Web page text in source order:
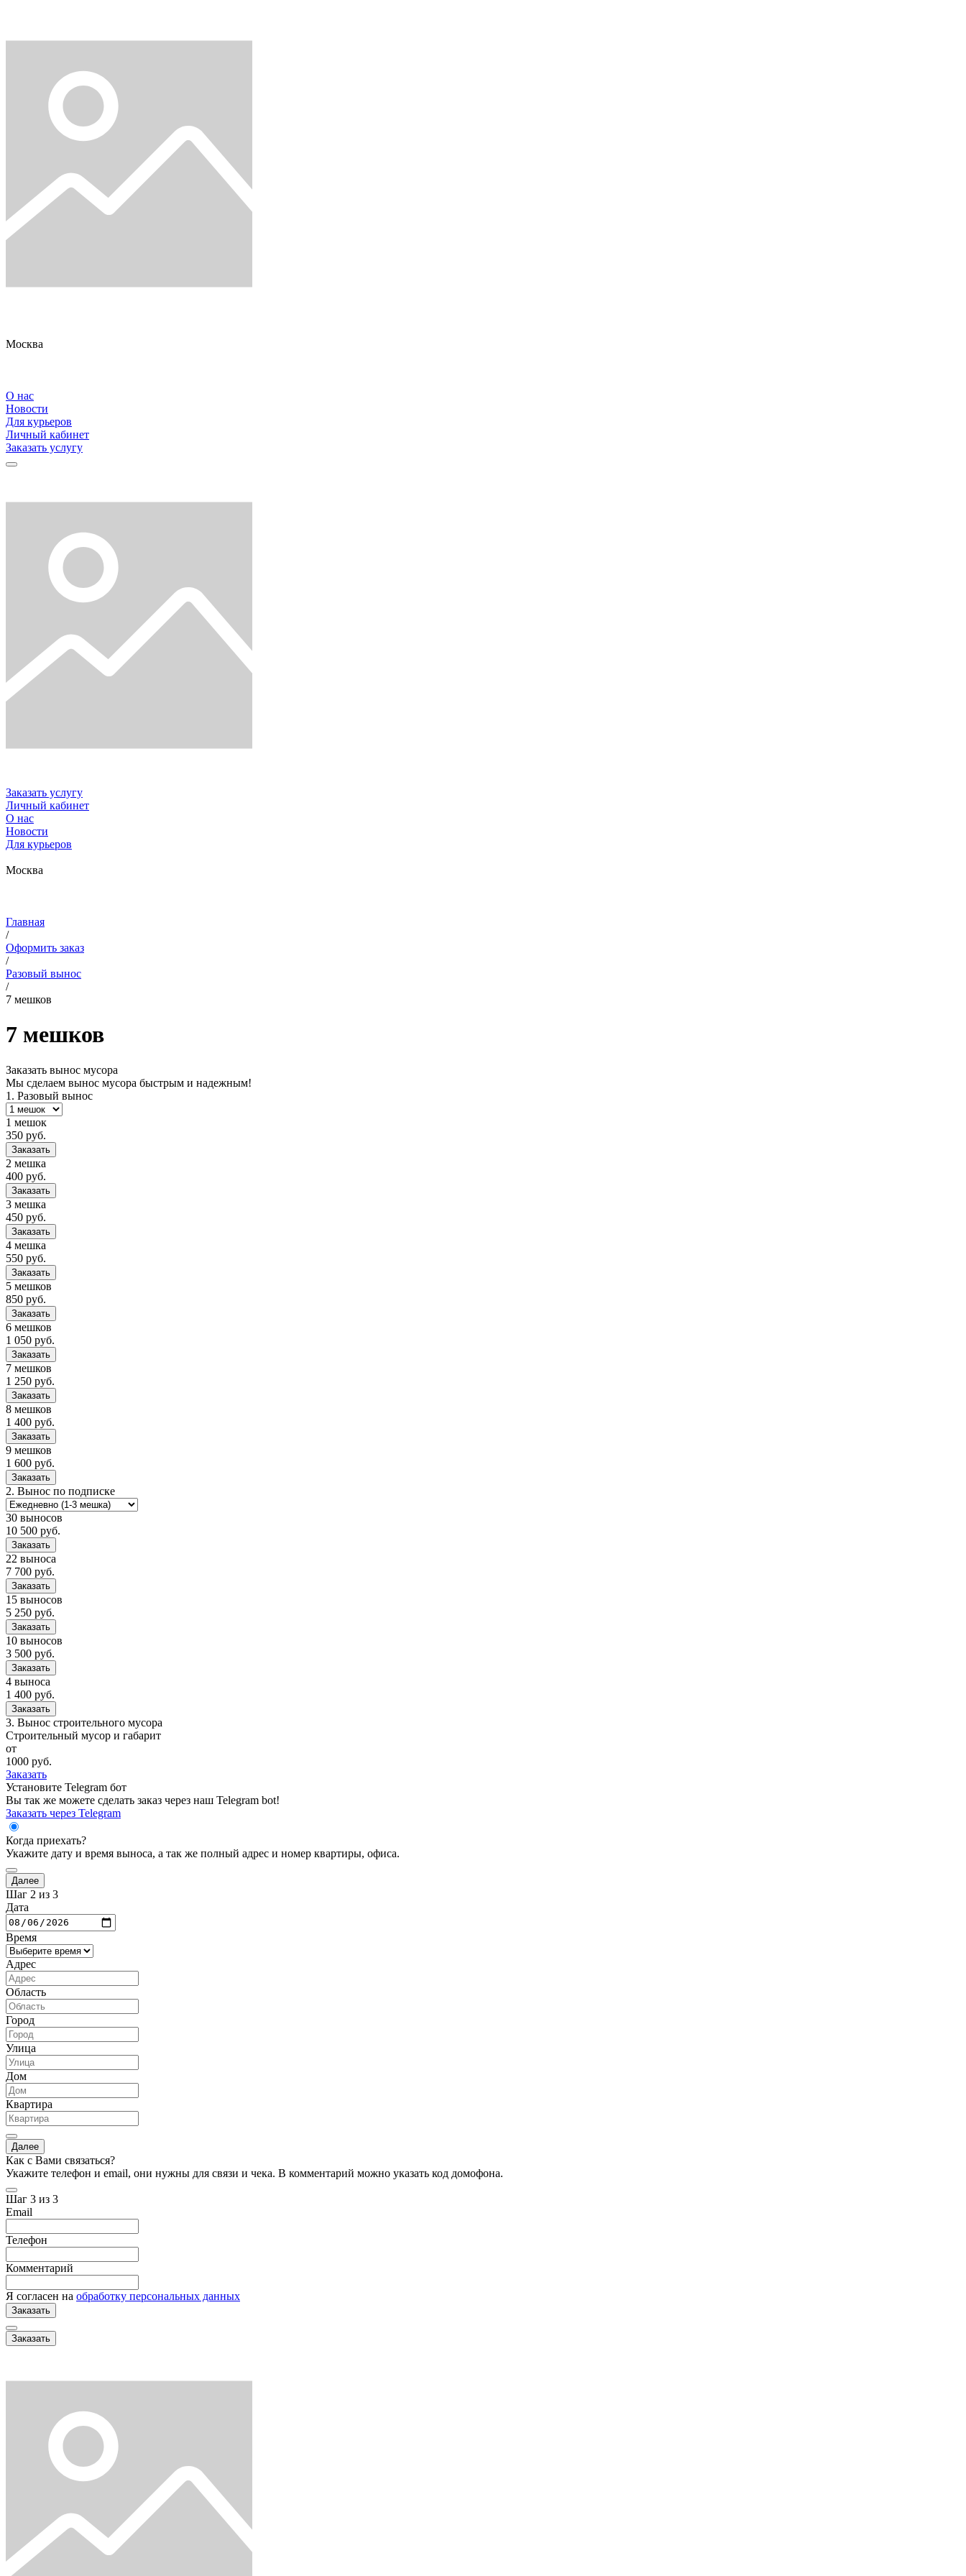
Москва
О нас
Новости
Для курьеров
Личный кабинет
Заказать услугу
Заказать услугу
Личный кабинет
О нас
Новости
Для курьеров
Москва
Главная
/
Оформить заказ
/
Разовый вынос
/
7 мешков
7 мешков
Заказать вынос мусора
Мы сделаем вынос мусора быстрым и надежным!
1. Разовый вынос
1 мешок
350 руб.
Заказать
2 мешка
400 руб.
Заказать
3 мешка
450 руб.
Заказать
4 мешка
550 руб.
Заказать
5 мешков
850 руб.
Заказать
6 мешков
1 050 руб.
Заказать
7 мешков
1 250 руб.
Заказать
8 мешков
1 400 руб.
Заказать
9 мешков
1 600 руб.
Заказать
2. Вынос по подписке
30 выносов
10 500 руб.
Заказать
22 выноса
7 700 руб.
Заказать
15 выносов
5 250 руб.
Заказать
10 выносов
3 500 руб.
Заказать
4 выноса
1 400 руб.
Заказать
3. Вынос строительного мусора
Строительный мусор и габарит
от
1000 руб.
Заказать
Установите Telegram бот
Вы так же можете сделать заказ через наш Telegram bot!
Заказать через Telegram
Когда приехать?
Укажите дату и время выноса, а так же полный адрес и номер квартиры, офиса.
Далее
Шаг 2 из 3
Дата
Время
Адрес
Область
Город
Улица
Дом
Квартира
Далее
Как с Вами связаться?
Укажите телефон и email, они нужны для связи и чека. В комментарий можно указать код домофона.
Шаг 3 из 3
Email
Телефон
Комментарий
Я согласен на обработку персональных данных
Заказать
Заказать